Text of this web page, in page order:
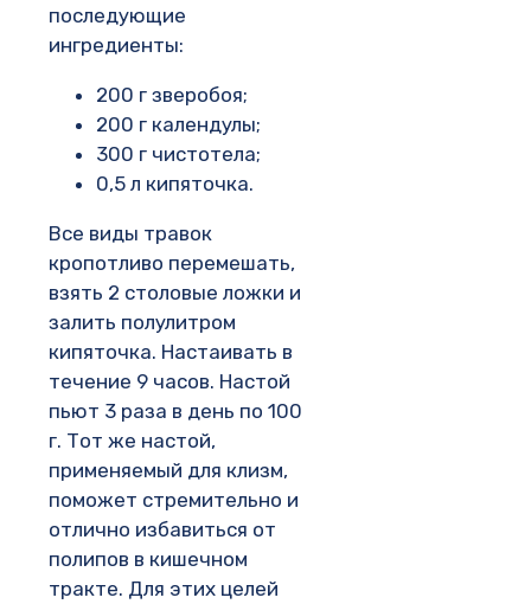
последующие
ингредиенты:
200 г зверобоя;
200 г календулы;
300 г чистотела;
0,5 л кипяточка.
Все виды травок
кропотливо перемешать,
взять 2 столовые ложки и
залить полулитром
кипяточка. Настаивать в
течение 9 часов. Настой
пьют 3 раза в день по 100
г. Тот же настой,
применяемый для клизм,
поможет стремительно и
отлично избавиться от
полипов в кишечном
тракте. Для этих целей